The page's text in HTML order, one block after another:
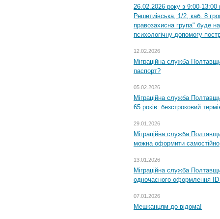
26.02.2026 року з 9:00-
Решетиівська, 1/2, каб. 8
правозахисна група" буде
психологічну допомогу
12.02.2026
Міграційна служба
паспорт?
05.02.2026
Міграційна служба
65 років: безстроковий
29.01.2026
Міграційна служба
можна оформити самостійно
13.01.2026
Міграційна служба
одночасного оформлення
07.01.2026
Мешканцям до відома!